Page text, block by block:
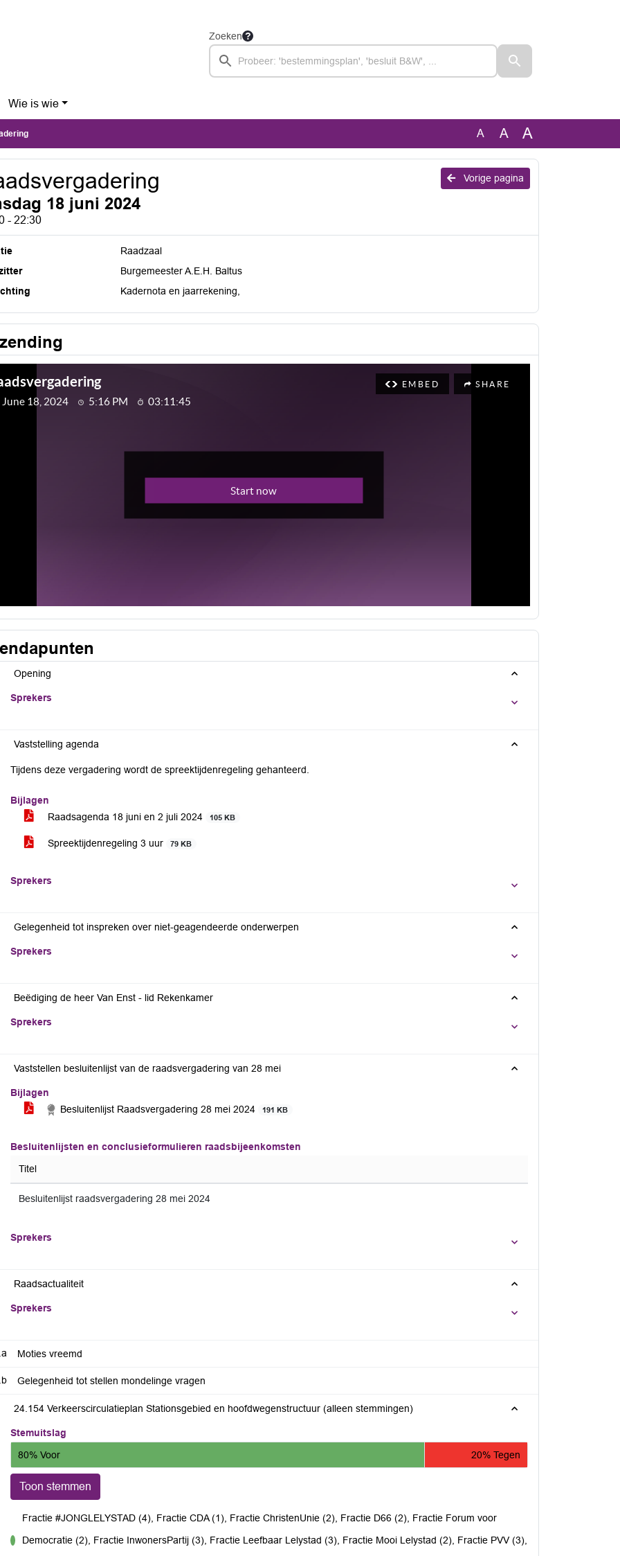
Zoeken
Wie is wie
A A A
Vorige pagina
18 juni 2024
- 22:30
Raadzaal
Burgemeester A.E.H. Baltus
Kadernota en jaarrekening,
Opening
Sprekers
Vaststelling agenda
Tijdens deze vergadering wordt de spreektijdenregeling gehanteerd.
Bijlagen
Raadsagenda 18 juni en 2 juli 2024
105 KB
Spreektijdenregeling 3 uur 79 KB
Sprekers
Gelegenheid tot inspreken over niet-geagendeerde onderwerpen
Sprekers
Beëdiging de heer Van Enst - lid Rekenkamer
Sprekers
Vaststellen besluitenlijst van de raadsvergadering van 28 mei
Bijlagen
Besluitenlijst Raadsvergadering 28 mei 2024
191 KB
Besluitenlijsten en conclusieformulieren raadsbijeenkomsten
Titel
Besluitenlijst raadsvergadering 28 mei 2024
Sprekers
Raadsactualiteit
Sprekers
Moties vreemd
Gelegenheid tot stellen mondelinge vragen
24.154 Verkeerscirculatieplan Stationsgebied en hoofdwegenstructuur (alleen stemmingen)
Stemuitslag
80% Voor
20% Tegen
Toon stemmen
Fractie #JONGLELYSTAD (4), Fractie CDA (1), Fractie ChristenUnie (2), Fractie D66 (2), Fractie Forum voor
Democratie (2), Fractie InwonersPartij (3), Fractie Leefbaar Lelystad (3), Fractie Mooi Lelystad (2), Fractie PVV (3),